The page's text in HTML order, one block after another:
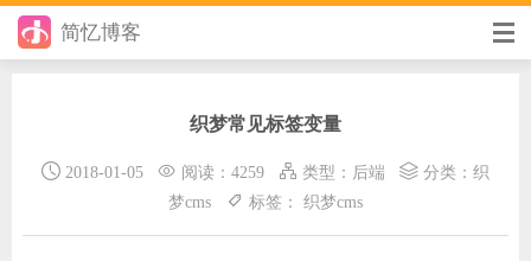
简忆博客
手册
织梦常见标签变量
2018-01-05 阅读：4259 类型： 后端 分类： 织
梦cms
标签： 织梦cms